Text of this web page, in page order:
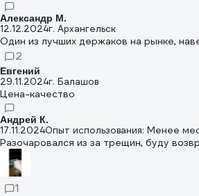
Александр М.
12.12.2024г. Архангельск
Один из лучших держаков на рынке,
2
Евгений
29.11.2024г. Балашов
Цена-качество
Андрей К.
17.11.2024Опыт использования: Менее
Разочаровался из за трещин, буду
1